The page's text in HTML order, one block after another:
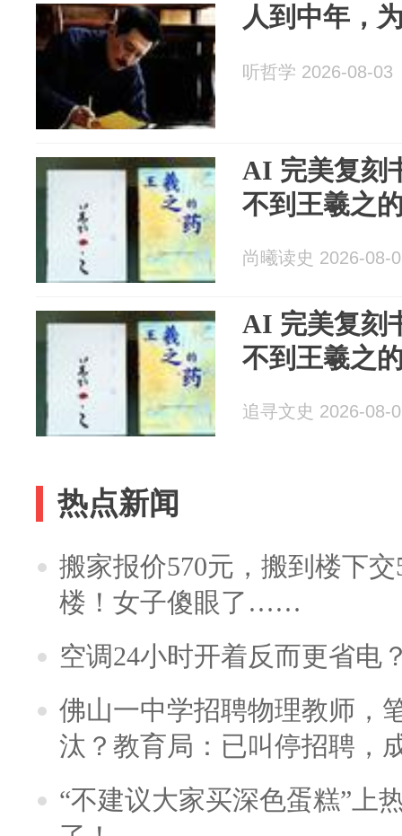
人到中年，
听哲学 2026-08-03
AI 完美复刻
不到王羲之
尚曦读史 2026-08-
AI 完美复刻
不到王羲之
追寻文史 2026-08-
热点新闻
搬家报价570元，搬到楼下
楼！女子傻眼了……
空调24小时开着反而更省电
佛山一中学招聘物理教师，
汰？教育局：已叫停招聘，
“不建议大家买深色蛋糕”上